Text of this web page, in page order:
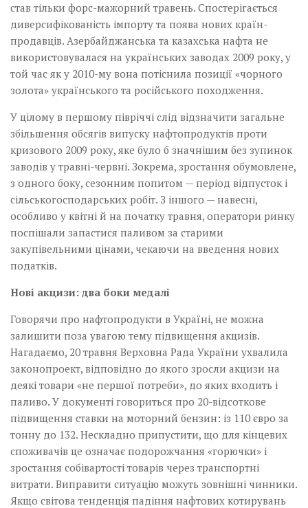
став тільки форс-мажорний травень. Спостерігається
диверсифікованість імпорту та поява нових країн-
продавців. Азербайджанська та казахська нафта не
використовувалася на українських заводах 2009 року, у
той час як у 2010-му вона потіснила позиції «чорного
золота» українського та російського походження.
У цілому в першому півріччі слід відзначити загальне
збільшення обсягів випуску нафтопродуктів проти
кризового 2009 року, яке було б значнішим без зупинок
заводів у травні-червні. Зокрема, зростання обумовлене,
з одного боку, сезонним попитом — період відпусток і
сільськогосподарських робіт. З іншого — навесні,
особливо у квітні й на початку травня, оператори ринку
поспішали запастися паливом за старими
закупівельними цінами, чекаючи на введення нових
податків.
Нові акцизи: два боки медалі
Говорячи про нафтопродукти в Україні, не можна
залишити поза увагою тему підвищення акцизів.
Нагадаємо, 20 травня Верховна Рада України ухвалила
законопроект, відповідно до якого зросли акцизи на
деякі товари «не першої потреби», до яких входить і
паливо. У документі говориться про 20-відсоткове
підвищення ставки на моторний бензин: із 110 євро за
тонну до 132. Нескладно припустити, що для кінцевих
споживачів це означає подорожчання «горючки» і
зростання собівартості товарів через транспортні
витрати. Виправити ситуацію можуть зовнішні чинники.
Якщо світова тенденція падіння нафтових котирувань